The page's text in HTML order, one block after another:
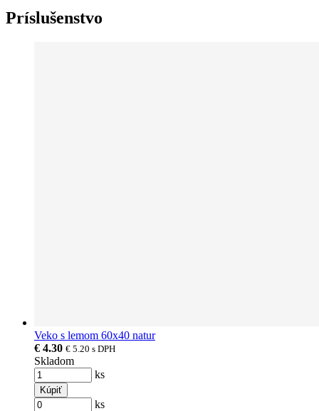
Príslušenstvo
Veko s lemom 60x40 natur
€ 4.30 € 5.20 s DPH
Skladom
ks
Kúpiť
ks